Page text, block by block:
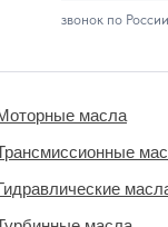
звонок по
масла